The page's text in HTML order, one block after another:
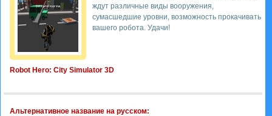
Robot Hero: City Simulator 3D
ждут различные виды вооружения,
сумасшедшие уровни, возможность прокачивать
вашего робота. Удачи!
Альтернативное название на русском: